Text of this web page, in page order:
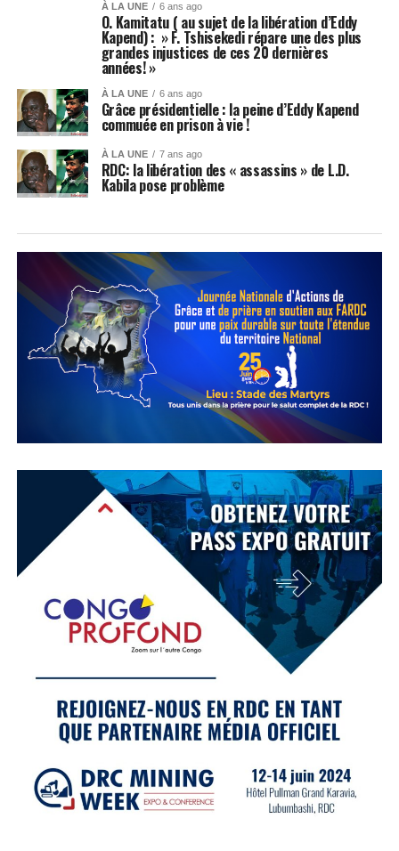
À LA UNE 6 ans ago
O. Kamitatu ( au sujet de la libération d’Eddy
Kapend) : » F. Tshisekedi répare une des plus
grandes injustices de ces 20 dernières
années! »
À LA UNE 6 ans ago
Grâce présidentielle : la peine d’Eddy Kapend
commuée en prison à vie !
À LA UNE 7 ans ago
RDC: la libération des « assassins » de L.D.
Kabila pose problème